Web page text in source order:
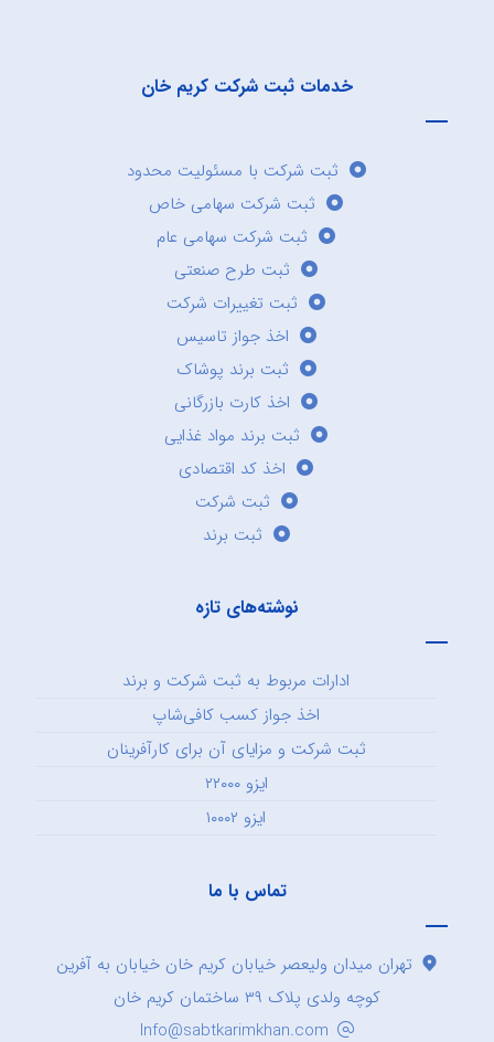
خدمات ثبت شرکت کریم خان
ثبت شرکت با مسئولیت محدود
ثبت شرکت سهامی خاص
ثبت شرکت سهامی عام
ثبت طرح صنعتی
ثبت تغییرات شرکت
اخذ جواز تاسیس
ثبت برند پوشاک
اخذ کارت بازرگانی
ثبت برند مواد غذایی
اخذ کد اقتصادی
ثبت شرکت
ثبت برند
نوشته‌های تازه
ادارات مربوط به ثبت شرکت و برند
اخذ جواز کسب کافی‌شاپ
ثبت شرکت و مزایای آن برای کارآفرینان
ایزو ۲۲۰۰۰
ایزو ۱۰۰۰۲
تماس با ما
تهران میدان ولیعصر خیابان کریم خان خیابان به آفرین
کوچه ولدی پلاک ۳۹ ساختمان کریم خان
Info@sabtkarimkhan.com